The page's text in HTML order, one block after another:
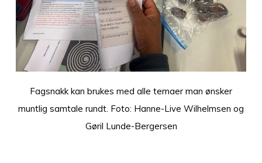
Fagsnakk kan brukes med alle temaer man ønsker
muntlig samtale rundt. Foto: Hanne-Live Wilhelmsen og
Gøril Lunde-Bergersen